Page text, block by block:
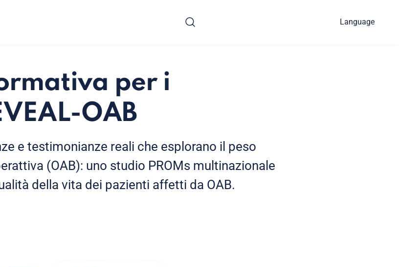
Language
per i
OAB
e testimonianze reali che esplorano il peso
(OAB): uno studio PROMs multinazionale
della vita dei pazienti affetti da OAB.